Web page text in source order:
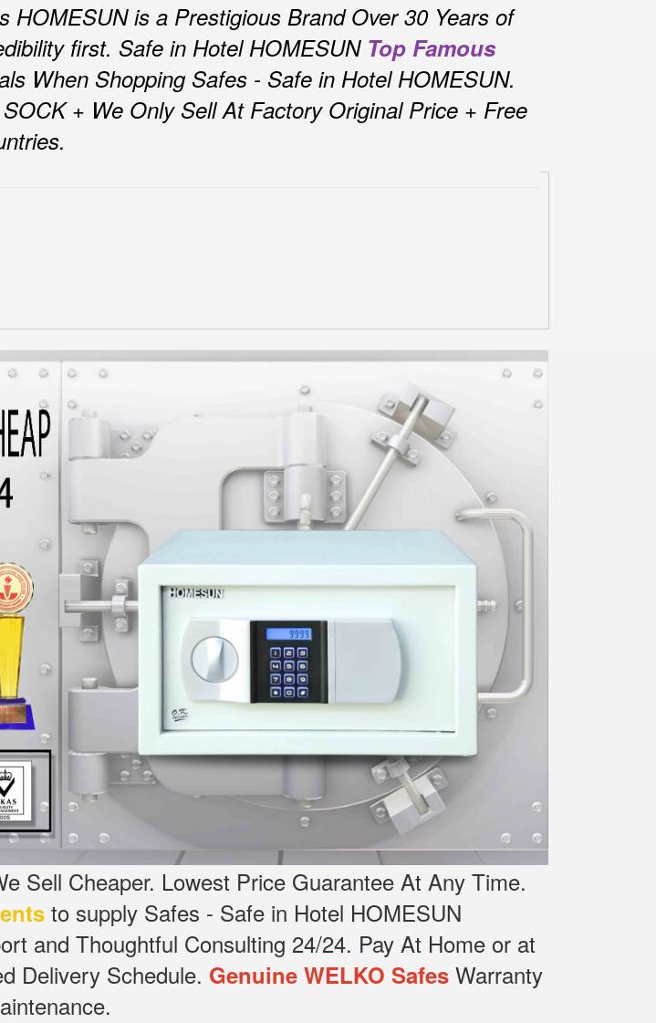
HOMESUN is a Prestigious Brand Over 30 Years of
first. Safe in Hotel HOMESUN Top Famous
When Shopping Safes - Safe in Hotel HOMESUN.
+ We Only Sell At Factory Original Price + Free
Sell Cheaper. Lowest Price Guarantee At Any Time.
to supply Safes - Safe in Hotel HOMESUN
and Thoughtful Consulting 24/24. Pay At Home or at
Delivery Schedule. Genuine WELKO Safes Warranty